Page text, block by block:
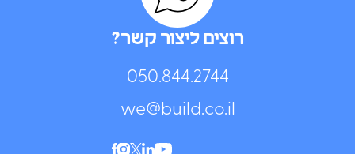
רוצים ליצור קשר?
050.844.2744⁩
we@build.co.il